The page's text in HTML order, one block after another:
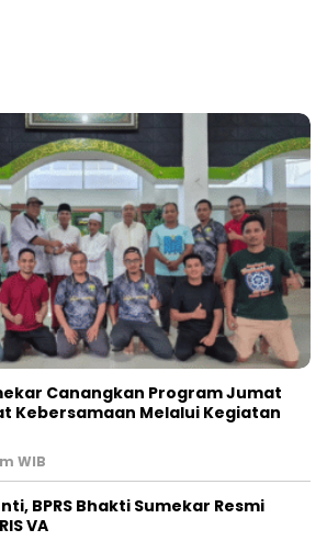
Canangkan Program Jumat
Kebersamaan Melalui Kegiatan
WIB
BPRS Bhakti Sumekar Resmi
VA